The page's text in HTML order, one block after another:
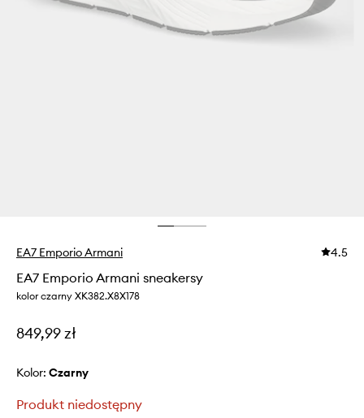
EA7 Emporio Armani 4.5
EA7 Emporio Armani sneakersy
kolor czarny XK382.X8X178
849,99 zł
Kolor: czarny
Produkt niedostępny